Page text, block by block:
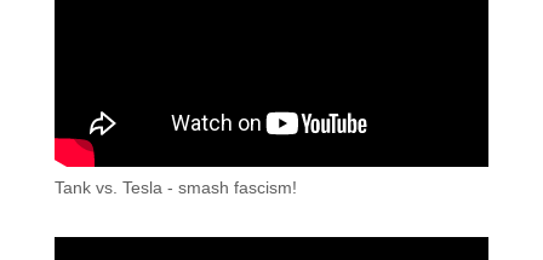
Tank vs. Tesla - smash fascism!